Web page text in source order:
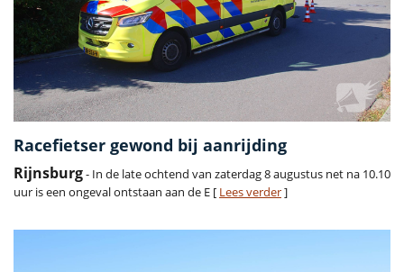
Racefietser gewond bij aanrijding
Rijnsburg- In de late ochtend van zaterdag 8 augustus net na 10.10
uur is een ongeval ontstaan aan de E [ Lees verder]